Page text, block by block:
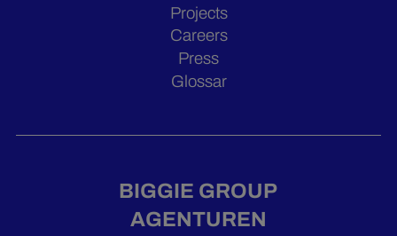
Projects
Careers
Press
Glossar
BIGGIE GROUP
AGENTUREN